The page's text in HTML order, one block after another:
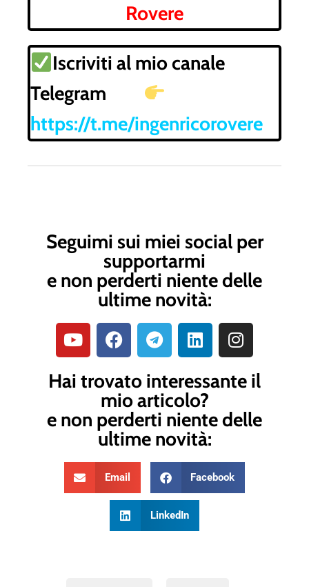
Rovere
Iscriviti al mio canale
Telegram
https://t.me/ingenricorovere
Seguimi sui miei social per
supportarmi
e non perderti niente delle
ultime novità:
Hai trovato interessante il
mio articolo?
e non perderti niente delle
ultime novità:
Email Facebook
LinkedIn